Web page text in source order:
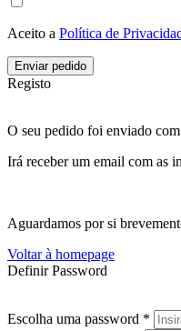
Aceito a Política de
Enviar pedido
Registo
O seu pedido foi enviado com
Irá receber um email com as
Aguardamos por si
Voltar à homepage
Definir Password
Escolha uma password *